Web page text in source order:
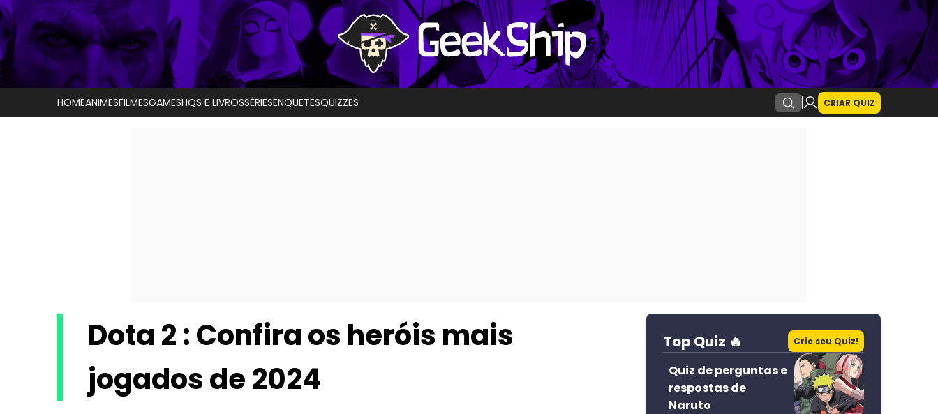
HOMEANIMESFILMESGAMESHQS E LIVROSSÉRIESENQUETESQUIZZES CRIAR QUIZ
Dota 2 : Confira os heróis mais
jogados de 2024
Top Quiz 🔥 Crie seu Quiz!
Quiz de perguntas e
respostas de
Naruto